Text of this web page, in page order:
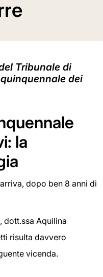
Tribunale di
dei
la
dopo ben 8 anni di
dott.ssa Aquilina
risulta davvero
vicenda.